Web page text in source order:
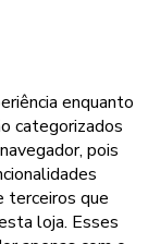
enquanto
categorizados
pois
terceiros que
loja. Esses